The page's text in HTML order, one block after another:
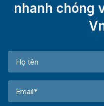
nhanh chóng